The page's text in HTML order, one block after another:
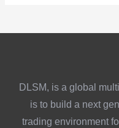
DLSM, is a global
is to build a next
trading environment